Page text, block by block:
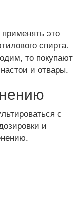
это
спирта.
то покупают
и отвары.
с
и